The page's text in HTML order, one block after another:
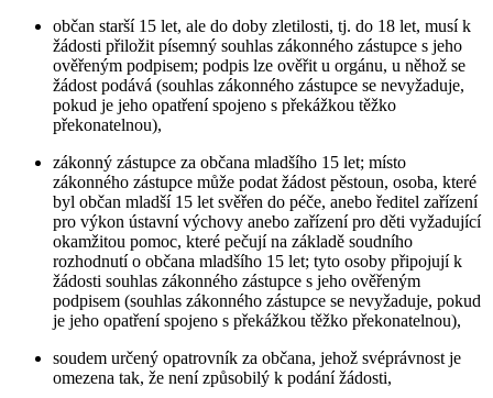
občan starší 15 let, ale do doby zletilosti, tj. do 18 let, musí k
žádosti přiložit písemný souhlas zákonného zástupce s jeho
ověřeným podpisem; podpis lze ověřit u orgánu, u něhož se
žádost podává (souhlas zákonného zástupce se nevyžaduje,
pokud je jeho opatření spojeno s překážkou těžko
překonatelnou),
zákonný zástupce za občana mladšího 15 let; místo
zákonného zástupce může podat žádost pěstoun, osoba, které
byl občan mladší 15 let svěřen do péče, anebo ředitel zařízení
pro výkon ústavní výchovy anebo zařízení pro děti vyžadující
okamžitou pomoc, které pečují na základě soudního
rozhodnutí o občana mladšího 15 let; tyto osoby připojují k
žádosti souhlas zákonného zástupce s jeho ověřeným
podpisem (souhlas zákonného zástupce se nevyžaduje, pokud
je jeho opatření spojeno s překážkou těžko překonatelnou),
soudem určený opatrovník za občana, jehož svéprávnost je
omezena tak, že není způsobilý k podání žádosti,